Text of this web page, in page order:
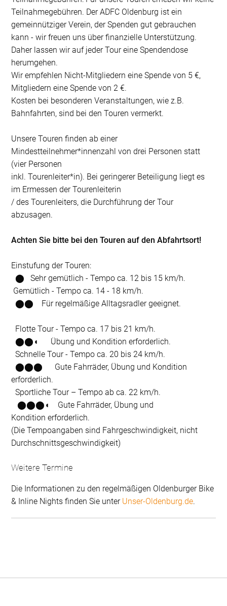
Teilnahmegebühren. Der ADFC Oldenburg ist ein
gemeinnütziger Verein, der Spenden gut gebrauchen
kann - wir freuen uns über finanzielle Unterstützung.
Daher lassen wir auf jeder Tour eine Spendendose
herumgehen.
Wir empfehlen Nicht-Mitgliedern eine Spende von 5 €,
Mitgliedern eine Spende von 2 €.
Kosten bei besonderen Veranstaltungen, wie z.B.
Bahnfahrten, sind bei den Touren vermerkt.
Unsere Touren finden ab einer
Mindestteilnehmer*innenzahl von drei Personen statt
(vier Personen
inkl. Tourenleiter*in). Bei geringerer Beteiligung liegt es
im Ermessen der Tourenleiterin
/ des Tourenleiters, die Durchführung der Tour
abzusagen.
Achten Sie bitte bei den Touren auf den Abfahrtsort!
Einstufung der Touren:
⬤ Sehr gemütlich - Tempo ca. 12 bis 15 km/h.
Gemütlich - Tempo ca. 14 - 18 km/h.
⬤⬤ Für regel­mä­ßige All­tags­radler geeignet.
Flotte Tour - Tempo ca. 17 bis 21 km/h.
⬤⬤ ◖ Übung und Kondition erforderlich.
Schnelle Tour - Tempo ca. 20 bis 24 km/h.
⬤⬤⬤ Gute Fahrräder, Übung und Kondition
erforderlich.
Sportliche Tour – Tempo ab ca. 22 km/h.
⬤⬤⬤ ◖ Gute Fahrräder, Übung und
Kondition erforderlich.
(Die Tempoangaben sind Fahrgeschwindigkeit, nicht
Durchschnittsgeschwindigkeit)
Weitere Termine
Die Informationen zu den regelmäßigen Oldenburger Bike
& Inline Nights finden Sie unter Unser-Oldenburg.de.